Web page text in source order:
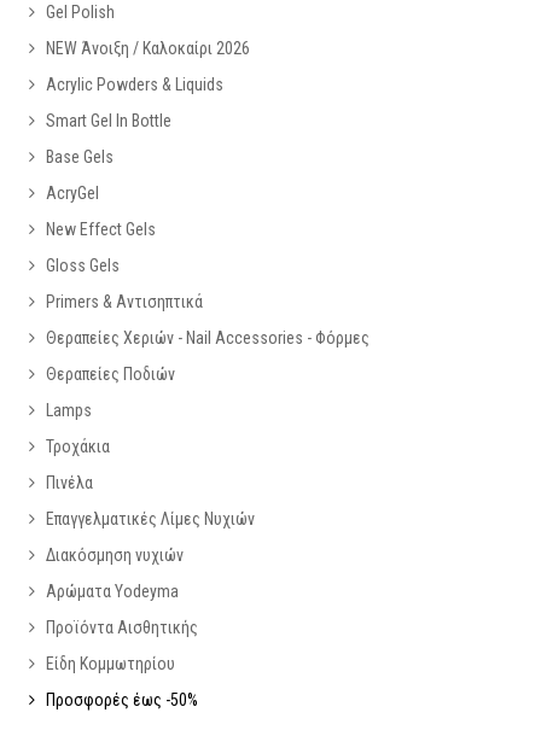
Gel Polish
NEW Άνοιξη / Καλοκαίρι 2026
Acrylic Powders & Liquids
Smart Gel In Bottle
Base Gels
AcryGel
New Effect Gels
Gloss Gels
Primers & Αντισηπτικά
Θεραπείες Χεριών - Nail Accessories - Φόρμες
Θεραπείες Ποδιών
Lamps
Τροχάκια
Πινέλα
Επαγγελματικές Λίμες Νυχιών
Διακόσμηση νυχιών
Αρώματα Yodeyma
Προϊόντα Αισθητικής
Είδη Κομμωτηρίου
Προσφορές έως -50%